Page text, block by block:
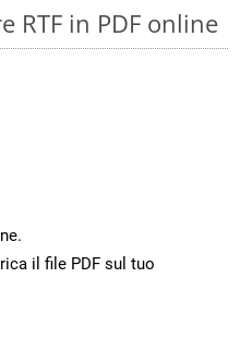
RTF in PDF online
il file PDF sul tuo